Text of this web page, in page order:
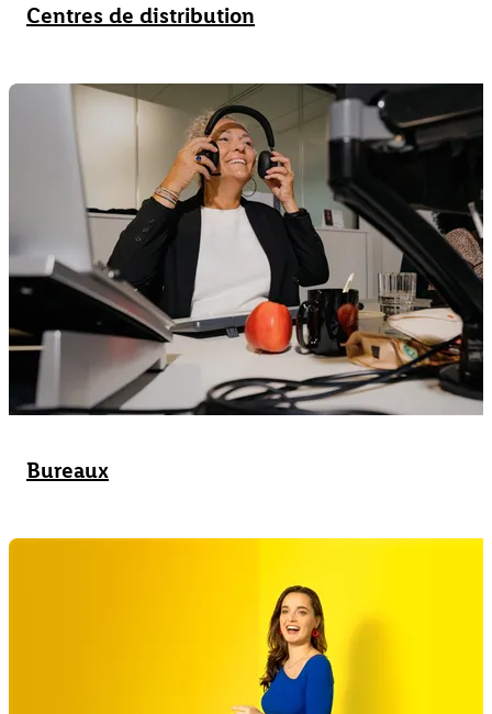
Centres de distribution
Bureaux